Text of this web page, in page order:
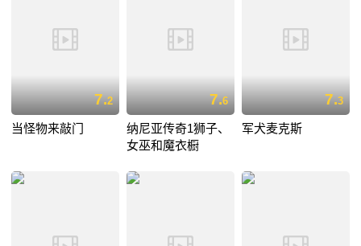
7.2
当怪物来敲门
7.6
纳尼亚传奇1狮子、
女巫和魔衣橱
7.3
军犬麦克斯